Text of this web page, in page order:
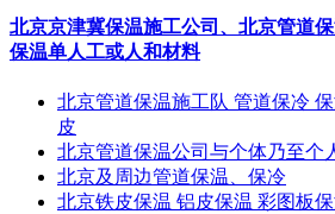
北京京津冀保温施工公司、北京管道
保温单人工或人和材料
北京管道保温施工队 管道保冷
皮
北京管道保温公司与个体乃至个
北京及周边管道保温、保冷
北京铁皮保温 铝皮保温 彩图板